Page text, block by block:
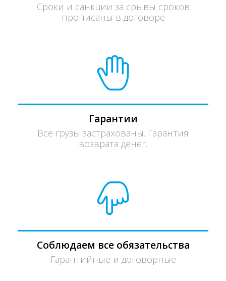
Сроки и санкции за срывы сроков
прописаны в договоре
Гарантии
Все грузы застрахованы. Гарантия
возврата денег.
Соблюдаем все обязательства
Гарантийные и договорные